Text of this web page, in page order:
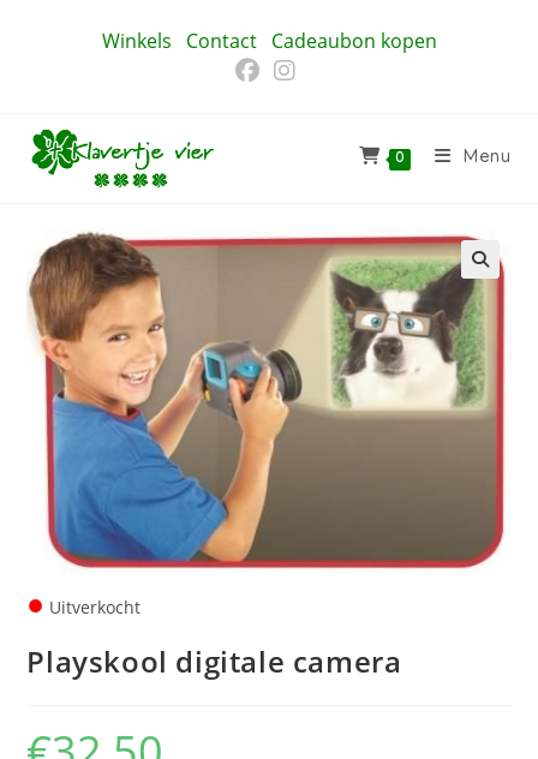
Winkels Contact Cadeaubon kopen
0 Menu
🔍
● Uitverkocht
Playskool digitale camera